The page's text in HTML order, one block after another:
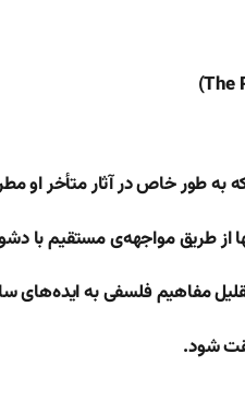
طور خاص در آثار متأخر او
طریق مواجهه‌ی مستقیم با
مفاهیم فلسفی به ایده‌های
شود.